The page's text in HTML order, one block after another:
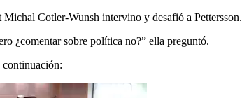
Cotler-Wunsh intervino y desafió a Pettersson.
¿comentar sobre política no?” ella preguntó.